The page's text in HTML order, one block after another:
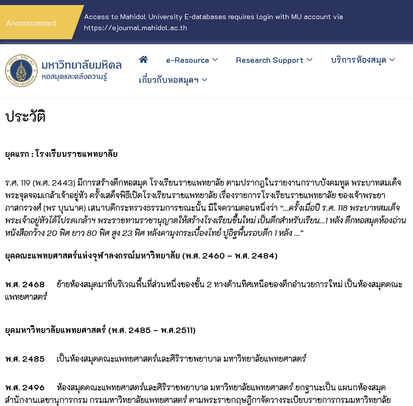
Announcement
Access to Mahidol University E-databases requires login with MU account via
https://ejournal.mahidol.ac.th
e-Resource Research Support บริการห้องสมุด
เกี่ยวกับหอสมุดฯ
ประวัติ
ยุคแรก : โรงเรียนราชแพทยาลัย
ร.ศ. 119 (พ.ศ. 2443) มีการสร้างตึกหอสมุด โรงเรียนราชแพทยาลัย ตามปรากฎในรายงานกราบบังคมทูล พระบาทสมเด็จ
พระจุลจอมเกล้าเจ้าอยู่หัว ครั้งเสด็จพิธีเปิดโรงเรียนราชแพทยาลัย เรื่องรายการโรงเรียนราชแพทยาลัย ของเจ้าพระยา
ภาสกรวงศ์ (พร บุนนาค) เสนาบดีกระทรวงธรรมการขณะนั้น มีใจความตอนหนึ่งว่า “…ครั้งเมื่อปี ร.ศ. 118 พระบาทสมเด็จ
พระเจ้าอยู่หัวได้โปรดเกล้าฯ พระราชทานราชานุญาตให้สร้างโรงเรียนขึ้นใหม่ เป็นตึกสำหรับเรียน…1 หลัง ตึกหอสมุดห้องอ่าน
หนังสือกว้าง 20 ฟิศ ยาว 80 ฟิศ สูง 23 ฟิศ หลังคามุงกระเบื้องไทย์ ปูอิฐพื้นรอบตึก 1 หลัง …”
ยุคคณะแพทยศาสตร์แห่งจุฬาลงกรณ์มหาวิทยาลัย (พ.ศ. 2460 – พ.ศ. 2484)
พ.ศ. 2468 ย้ายห้องสมุดมาที่บริเวณพื้นที่ส่วนหนึ่งของชั้น 2 ทางด้านทิศเหนือของตึกอำนวยการใหม่ เป็นห้องสมุดคณะ
แพทยศาสตร์
ยุคมหาวิทยาลัยแพทยศาสตร์ (พ.ศ. 2485 – พ.ศ.2511)
พ.ศ. 2485 เป็นห้องสมุดคณะแพทยศาสตร์และศิริราชพยาบาล มหาวิทยาลัยแพทยศาสตร์
พ.ศ. 2496 ห้องสมุดคณะแพทยศาสตร์และศิริราชพยาบาล มหาวิทยาลัยแพทยศาสตร์ ยกฐานะเป็น แผนกห้องสมุด
สำนักงานเลขานุการกรม กรมมหาวิทยาลัยแพทยศาสตร์ ตามพระราชกฤษฎีกาจัดวางระเบียบราชการกรมมหาวิทยาลัย